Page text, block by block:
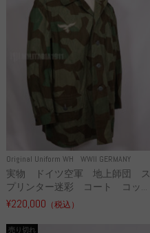
Original Uniform WH WWII GERMANY
実物 ドイツ空軍 地上師団 ス
プリンター迷彩 コート コッ...
¥220,000 （税込）
売り切れ